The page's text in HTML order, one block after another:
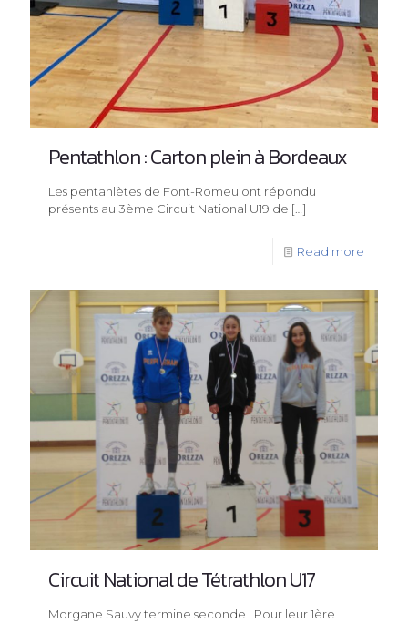
Pentathlon : Carton plein à Bordeaux
Les pentahlètes de Font-Romeu ont répondu
présents au 3ème Circuit National U19 de […]
Read more
Circuit National de Tétrathlon U17
Morgane Sauvy termine seconde ! Pour leur 1ère